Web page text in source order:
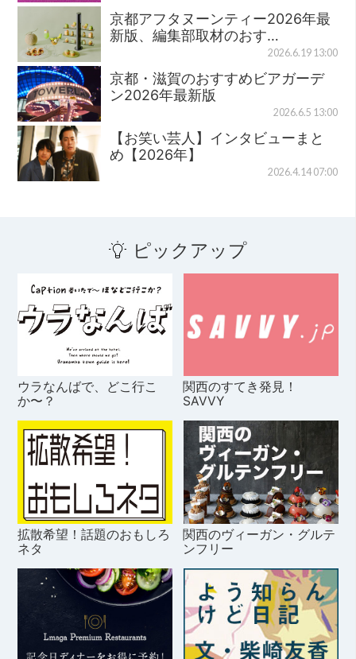
京都アフタヌーンティー2026年最
新版、編集部取材のおす…
2026.6.19 13:00
京都・滋賀のおすすめビアガーデ
ン2026年最新版
2026.6.5 13:00
【お笑い芸人】インタビューまと
め【2026年】
2026.4.14 07:00
ピックアップ
ウラなんばで、どこ行こ
か〜？
関西のすてき発見！
SAVVY
拡散希望！話題のおもしろ
ネタ
関西のヴィーガン・グルテ
ンフリー